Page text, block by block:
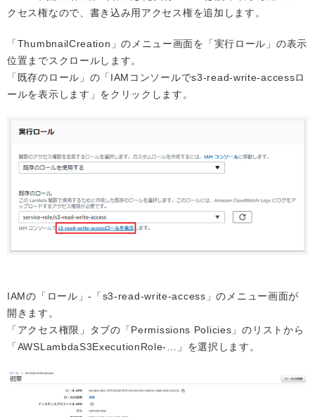
クセス権なので、書き込み用アクセス権を追加します。
「ThumbnailCreation」のメニュー画面を「実行ロール」の表示
位置までスクロールします。
「既存のロール」の「IAMコンソールでs3-read-write-accessロ
ールを表示します」をクリックします。
IAMの「ロール」-「s3-read-write-access」のメニュー画面が
開きます。
「アクセス権限」タブの「Permissions Policies」のリストから
「AWSLambdaS3ExecutionRole-…」を選択します。